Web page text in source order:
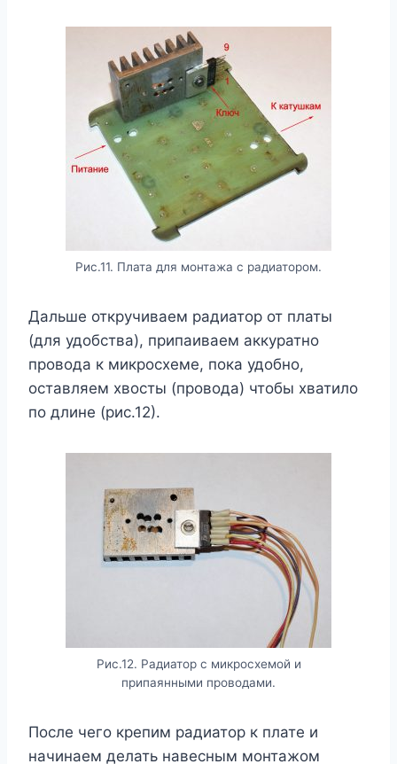
Рис.11. Плата для монтажа с радиатором.
Дальше откручиваем радиатор от платы
(для удобства), припаиваем аккуратно
провода к микросхеме, пока удобно,
оставляем хвосты (провода) чтобы хватило
по длине (рис.12).
Рис.12. Радиатор с микросхемой и
припаянными проводами.
После чего крепим радиатор к плате и
начинаем делать навесным монтажом